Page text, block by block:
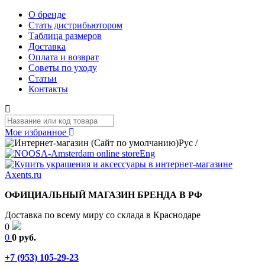
О бренде
Стать дистрибьютором
Таблица размеров
Доставка
Оплата и возврат
Советы по уходу
Статьи
Контакты
Мое избранное
Рус /
Eng
ОФИЦИАЛЬНЫЙ МАГАЗИН БРЕНДА В РФ
Доставка по всему миру со склада в Краснодаре
0
0 0 руб.
+7 (953) 105-29-23